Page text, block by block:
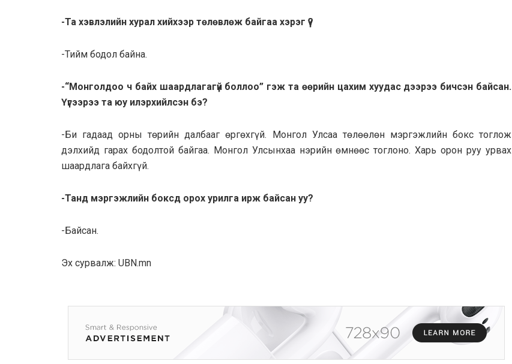
-Та хэвлэлийн хурал хийхээр төлөвлөж байгаа хэрэг үү?
-Тийм бодол байна.
-“Монголдоо ч байх шаардлагагүй боллоо” гэж та өөрийн цахим хуудас дээрээ бичсэн байсан.
Үүгээрээ та юу илэрхийлсэн бэ?
-Би гадаад орны төрийн далбааг өргөхгүй. Монгол Улсаа төлөөлөн мэргэжлийн бокс тоглож
дэлхийд гарах бодолтой байгаа. Монгол Улсынхаа нэрийн өмнөөс тоглоно. Харь орон руу урвах
шаардлага байхгүй.
-Танд мэргэжлийн боксд орох урилга ирж байсан уу?
-Байсан.
Эх сурвалж: UBN.mn